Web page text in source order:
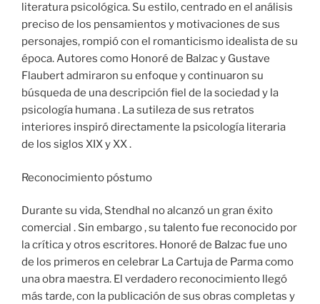
literatura psicológica. Su estilo, centrado en el análisis
preciso de los pensamientos y motivaciones de sus
personajes, rompió con el romanticismo idealista de su
época. Autores como Honoré de Balzac y Gustave
Flaubert admiraron su enfoque y continuaron su
búsqueda de una descripción fiel de la sociedad y la
psicología humana . La sutileza de sus retratos
interiores inspiró directamente la psicología literaria
de los siglos XIX y XX .
Reconocimiento póstumo
Durante su vida, Stendhal no alcanzó un gran éxito
comercial . Sin embargo , su talento fue reconocido por
la crítica y otros escritores. Honoré de Balzac fue uno
de los primeros en celebrar La Cartuja de Parma como
una obra maestra. El verdadero reconocimiento llegó
más tarde, con la publicación de sus obras completas y